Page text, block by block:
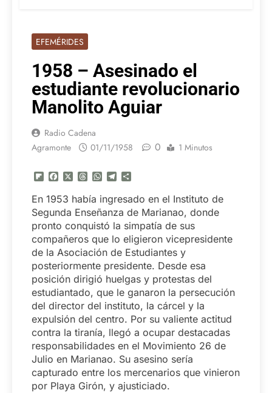
EFEMÉRIDES
1958 – Asesinado el
estudiante revolucionario
Manolito Aguiar
Radio Cadena
Agramonte
01/11/1958 0 1 Minutos
Flipboard
FacebookThreadsWhatsApp
Telegram
En 1953 había ingresado en el Instituto de
Segunda Enseñanza de Marianao, donde
pronto conquistó la simpatía de sus
compañeros que lo eligieron vicepresidente
de la Asociación de Estudiantes y
posteriormente presidente. Desde esa
posición dirigió huelgas y protestas del
estudiantado, que le ganaron la persecución
del director del instituto, la cárcel y la
expulsión del centro. Por su valiente actitud
contra la tiranía, llegó a ocupar destacadas
responsabilidades en el Movimiento 26 de
Julio en Marianao. Su asesino sería
capturado entre los mercenarios que vinieron
por Playa Girón, y ajusticiado.